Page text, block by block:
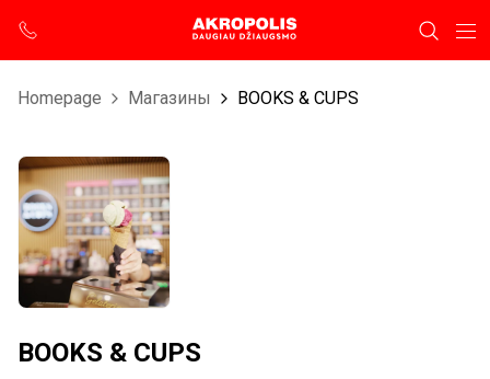
Homepage Магазины BOOKS & CUPS
BOOKS & CUPS